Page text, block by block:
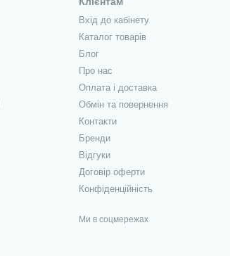
Вхід до кабінету
Каталог товарів
Блог
Про нас
Оплата і доставка
Обмін та повернення
Контакти
Бренди
Відгуки
Договір оферти
Конфіденційність
Ми в соцмережах